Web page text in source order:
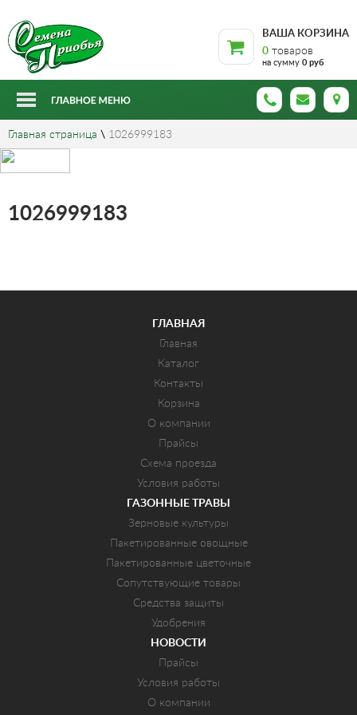
ВАША КОРЗИНА
0 товаров
на сумму 0 руб
Главная страница \ 1026999183
1026999183
ГЛАВНАЯ
Главная
Каталог
Контакты
Корзина
О компании
Прайсы
Схема проезда
Условия работы
ГАЗОННЫЕ ТРАВЫ
Зерновые культуры
Пакетированные овощные
Пакетированные цветочные
Сопутствующие товары
Средства защиты
Удобрения
НОВОСТИ
Прайсы
Условия работы
О компании